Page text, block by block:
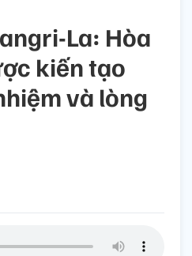
La: Hòa
kiến tạo
và lòng